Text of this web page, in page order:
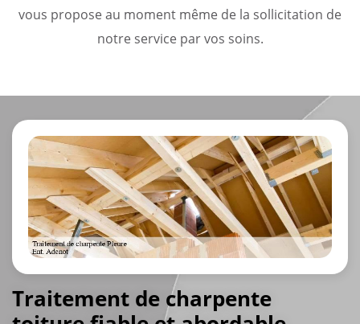
vous propose au moment même de la sollicitation de
notre service par vos soins.
Traitement de charpente